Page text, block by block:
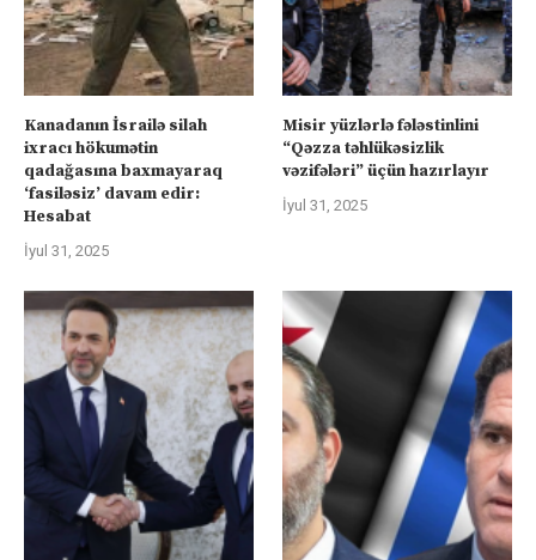
Kanadanın İsrailə silah
ixracı hökumətin
qadağasına baxmayaraq
‘fasiləsiz’ davam edir:
Hesabat
İyul 31, 2025
Misir yüzlərlə fələstinlini
“Qəzza təhlükəsizlik
vəzifələri” üçün hazırlayır
İyul 31, 2025